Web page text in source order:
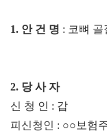
1. 안 건 명 : 코뼈 골
2. 당 사 자
신 청 인 : 갑
피신청인 : ○○ 보험